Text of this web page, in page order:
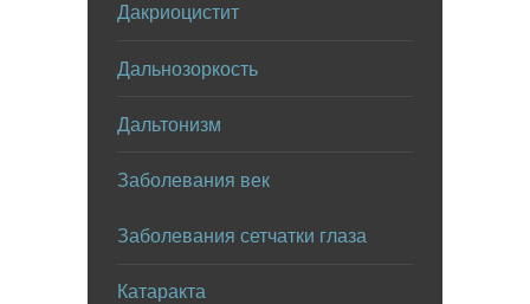
Дакриоцистит
Дальнозоркость
Дальтонизм
Заболевания век
Заболевания сетчатки глаза
Катаракта